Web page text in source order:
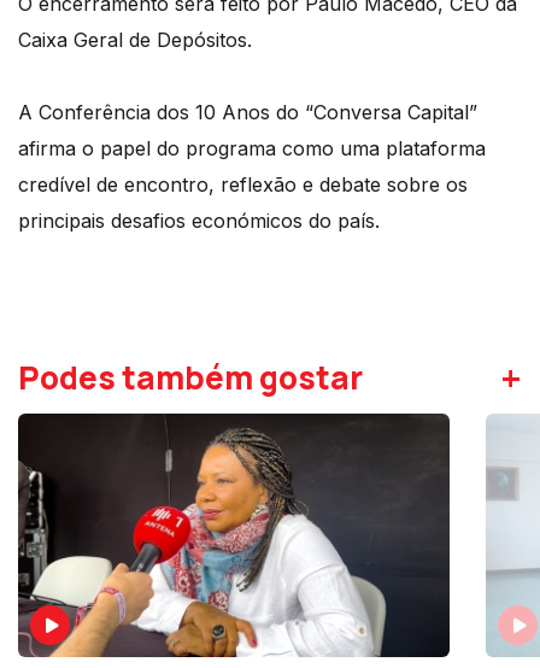
Caixa Geral de Depósitos.
A Conferência dos 10 Anos do “Conversa Capital”
afirma o papel do programa como uma plataforma
credível de encontro, reflexão e debate sobre os
principais desafios económicos do país.
Podes também gostar +